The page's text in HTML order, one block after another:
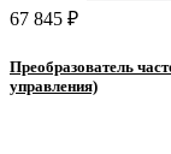
67 845 ₽
Преобразователь
управления)